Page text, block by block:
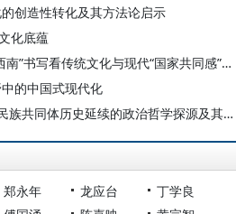
创造性转化及其方法论启示
化底蕴
段从学：从抗战文学的“大西南”书写看传统文化与现代“国家共同感”的形成
的中国式现代化
韩玉 商万里 杨昌儒：中华民族共同体历史延续的政治哲学探源及其资鉴意义
郑永年 龙应台
丁学良